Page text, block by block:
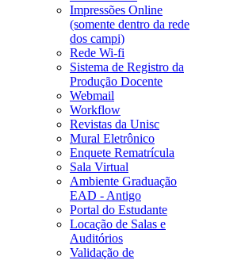
Impressões Online
(somente dentro da rede
dos campi)
Rede Wi-fi
Sistema de Registro da
Produção Docente
Webmail
Workflow
Revistas da Unisc
Mural Eletrônico
Enquete Rematrícula
Sala Virtual
Ambiente Graduação
EAD - Antigo
Portal do Estudante
Locação de Salas e
Auditórios
Validação de